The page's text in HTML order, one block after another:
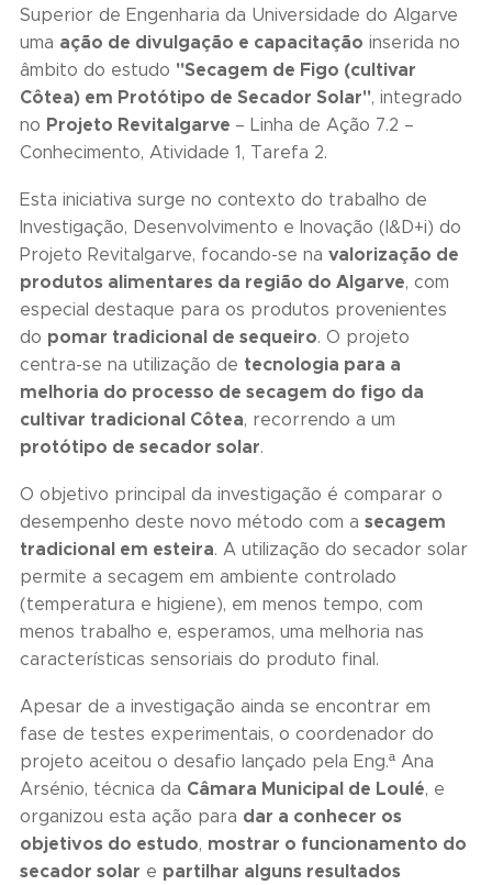
Superior de Engenharia da Universidade do Algarve
uma ação de divulgação e capacitação inserida no
âmbito do estudo "Secagem de Figo (cultivar
Côtea) em Protótipo de Secador Solar", integrado
no Projeto Revitalgarve – Linha de Ação 7.2 –
Conhecimento, Atividade 1, Tarefa 2.
Esta iniciativa surge no contexto do trabalho de
Investigação, Desenvolvimento e Inovação (I&D+i) do
Projeto Revitalgarve, focando-se na valorização de
produtos alimentares da região do Algarve, com
especial destaque para os produtos provenientes
do pomar tradicional de sequeiro. O projeto
centra-se na utilização de tecnologia para a
melhoria do processo de secagem do figo da
cultivar tradicional Côtea, recorrendo a um
protótipo de secador solar.
O objetivo principal da investigação é comparar o
desempenho deste novo método com a secagem
tradicional em esteira. A utilização do secador solar
permite a secagem em ambiente controlado
(temperatura e higiene), em menos tempo, com
menos trabalho e, esperamos, uma melhoria nas
características sensoriais do produto final.
Apesar de a investigação ainda se encontrar em
fase de testes experimentais, o coordenador do
projeto aceitou o desafio lançado pela Eng.ª Ana
Arsénio, técnica da Câmara Municipal de Loulé, e
organizou esta ação para dar a conhecer os
objetivos do estudo, mostrar o funcionamento do
secador solar e partilhar alguns resultados